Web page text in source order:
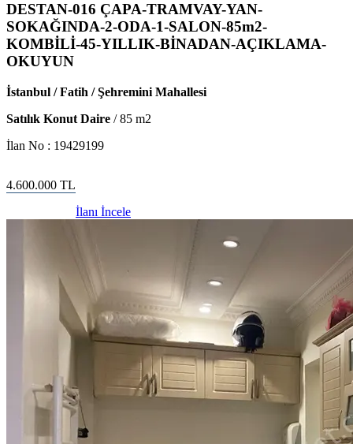
DESTAN-016 ÇAPA-TRAMVAY-YAN-
SOKAĞINDA-2-ODA-1-SALON-85m2-
KOMBİLİ-45-YILLIK-BİNADAN-AÇIKLAMA-
OKUYUN
İstanbul / Fatih / Şehremini Mahallesi
Satılık Konut Daire /85 m2
İlan No : 19429199
4.600.000 TL
İlanı İncele